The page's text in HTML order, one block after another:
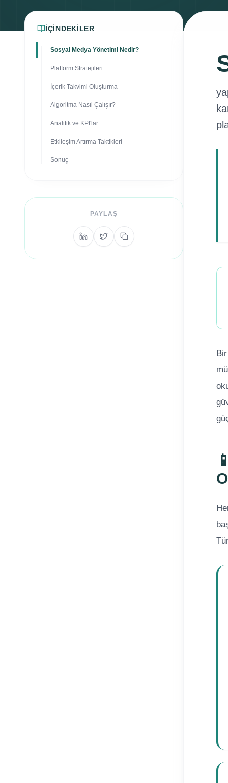
İÇINDEKILER
Sosyal Medya Yönetimi Nedir?
Platform Stratejileri
İçerik Takvimi Oluşturma
Algoritma Nasıl Çalışır?
Analitik ve KPI'lar
Etkileşim Artırma Taktikleri
Sonuç
PAYLAŞ